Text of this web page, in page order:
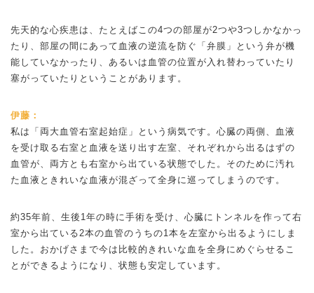
先天的な心疾患は、たとえばこの4つの部屋が2つや3つしかなかっ
たり、部屋の間にあって血液の逆流を防ぐ「弁膜」という弁が機
能していなかったり、あるいは血管の位置が入れ替わっていたり
塞がっていたりということがあります。
伊藤：
私は「両大血管右室起始症」という病気です。心臓の両側、血液
を受け取る右室と血液を送り出す左室、それぞれから出るはずの
血管が、両方とも右室から出ている状態でした。そのために汚れ
た血液ときれいな血液が混ざって全身に巡ってしまうのです。
約35年前、生後1年の時に手術を受け、心臓にトンネルを作って右
室から出ている2本の血管のうちの1本を左室から出るようにしま
した。おかげさまで今は比較的きれいな血を全身にめぐらせるこ
とができるようになり、状態も安定しています。